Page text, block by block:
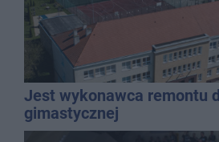
Jest wykonawca remontu
gimastycznej